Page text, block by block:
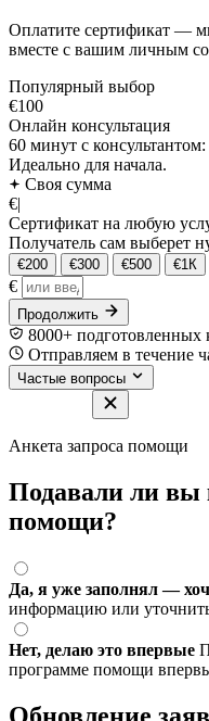
Оплатите сертификат —
вместе с вашим личным
Популярный выбор
€100
Онлайн консультация
60 минут с
Идеально для начала.
Своя сумма
€|
Сертификат на любую
Получатель сам выберет
€200 €300 €500 €1К
€
Продолжить
8000+ подготовленных
Отправляем в течение
Частые вопросы
Анкета запроса помощи
Подавали ли вы
помощи?
Да, я уже заполнял —
информацию или
Нет, делаю это впервые
программе помощи